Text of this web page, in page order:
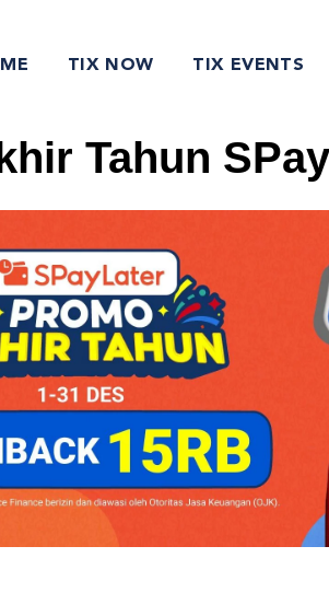
TIX NOW TIX EVENTS
Tahun